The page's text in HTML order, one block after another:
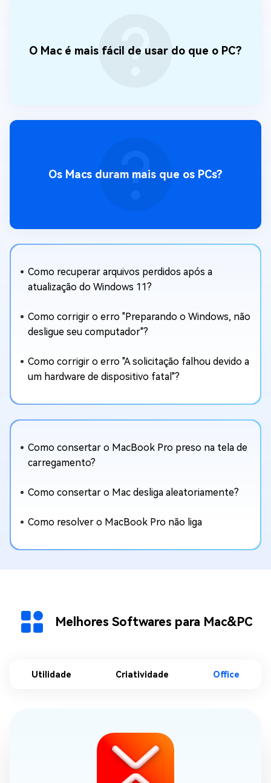
O Mac é mais fácil de usar do que o PC?
Os Macs duram mais que os PCs?
Como recuperar arquivos perdidos após a
atualização do Windows 11?
Como corrigir o erro "Preparando o Windows, não
desligue seu computador"?
Como corrigir o erro "A solicitação falhou devido a
um hardware de dispositivo fatal"?
Como consertar o MacBook Pro preso na tela de
carregamento?
Como consertar o Mac desliga aleatoriamente?
Como resolver o MacBook Pro não liga
Melhores Softwares para Mac&PC
Utilidade Criatividade Office